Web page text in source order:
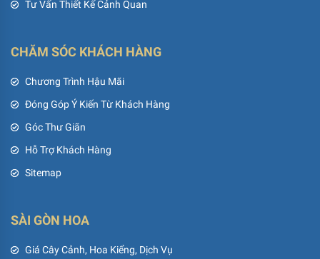
Tư Vấn Thiết Kế Cảnh Quan
CHĂM SÓC KHÁCH HÀNG
Chương Trình Hậu Mãi
Đóng Góp Ý Kiến Từ Khách Hàng
Góc Thư Giãn
Hỗ Trợ Khách Hàng
Sitemap
SÀI GÒN HOA
Giá Cây Cảnh, Hoa Kiểng, Dịch Vụ